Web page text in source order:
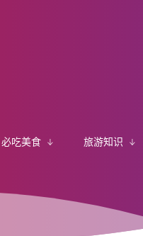
必吃美食 旅游知识